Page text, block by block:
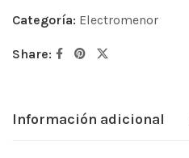
Categoría: Electromenor
Share:
Información adicional